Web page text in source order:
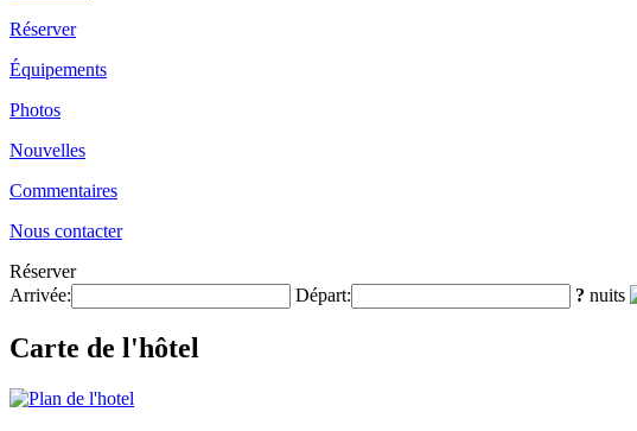
Réserver
Équipements
Photos
Nouvelles
Commentaires
Nous contacter
Réserver
Arrivée:
Départ: ? nuits
Carte de l'hôtel